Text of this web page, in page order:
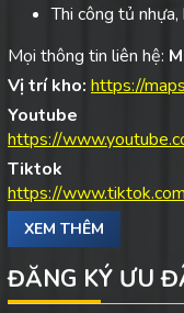
Thi công tủ
Mọi thông tin liên hệ:
Vị trí kho: https://
https://
Tiktok
https://
XEM THÊM
ĐĂNG KÝ ƯU